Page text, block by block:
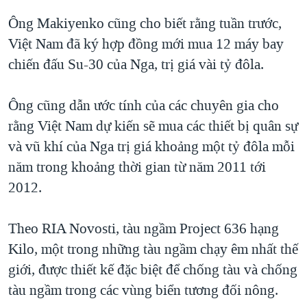
Ông Makiyenko cũng cho biết rằng tuần trước,
Việt Nam đã ký hợp đồng mới mua 12 máy bay
chiến đấu Su-30 của Nga, trị giá vài tỷ đôla.
Ông cũng dẫn ước tính của các chuyên gia cho
rằng Việt Nam dự kiến sẽ mua các thiết bị quân sự
và vũ khí của Nga trị giá khoảng một tỷ đôla mỗi
năm trong khoảng thời gian từ năm 2011 tới
2012.
Theo RIA Novosti, tàu ngầm Project 636 hạng
Kilo, một trong những tàu ngầm chạy êm nhất thế
giới, được thiết kế đặc biệt để chống tàu và chống
tàu ngầm trong các vùng biển tương đối nông.